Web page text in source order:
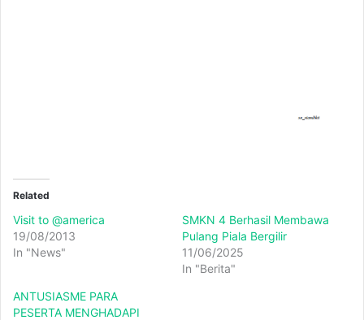
Related
Visit to @america
19/08/2013
In "News"
SMKN 4 Berhasil Membawa
Pulang Piala Bergilir
11/06/2025
In "Berita"
ANTUSIASME PARA
PESERTA MENGHADAPI